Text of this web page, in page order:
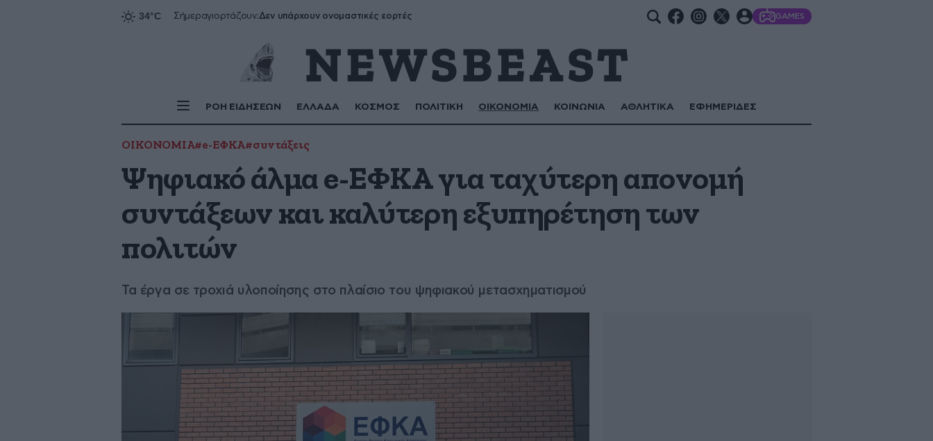
Σήμεραγιορτάζουν:Δεν υπάρχουν ονομαστικές εορτές GAMES
ΡΟΗ ΕΙΔΗΣΕΩΝ ΕΛΛΑΔΑ ΚΟΣΜΟΣ ΠΟΛΙΤΙΚΗ ΟΙΚΟΝΟΜΙΑ ΚΟΙΝΩΝΙΑ ΑΘΛΗΤΙΚΑ ΕΦΗΜΕΡΙΔΕΣ
ΟΙΚΟΝΟΜΙΑ#e-ΕΦΚΑ#συντάξεις
Ψηφιακό άλμα e-ΕΦΚΑ για ταχύτερη απονομή
συντάξεων και καλύτερη εξυπηρέτηση των
πολιτών
Τα έργα σε τροχιά υλοποίησης στο πλαίσιο του ψηφιακού μετασχηματισμού